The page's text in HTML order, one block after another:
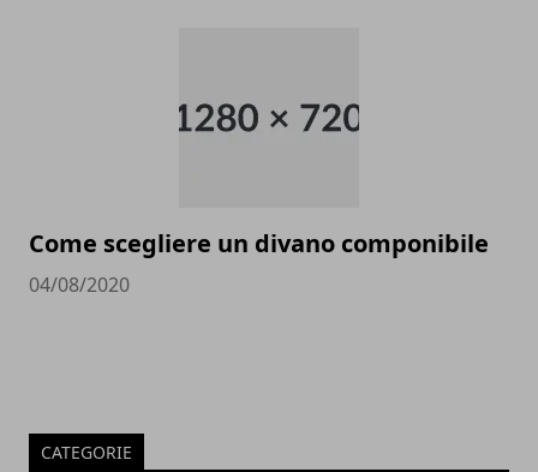
Come scegliere un divano componibile
04/08/2020
CATEGORIE